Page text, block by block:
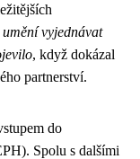
umění vyjednávat
, když dokázal
partnerství.
do
Spolu s dalšími